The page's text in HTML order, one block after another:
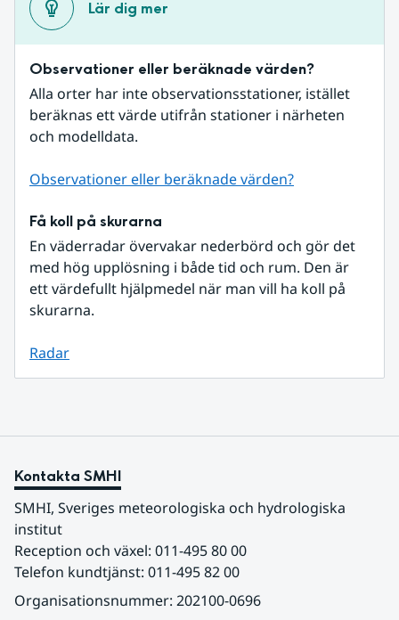
Lär dig mer
Observationer eller beräknade värden?
Alla orter har inte observationsstationer, istället
beräknas ett värde utifrån stationer i närheten
och modelldata.
Observationer eller beräknade värden?
Få koll på skurarna
En väderradar övervakar nederbörd och gör det
med hög upplösning i både tid och rum. Den är
ett värdefullt hjälpmedel när man vill ha koll på
skurarna.
Radar
Kontakta SMHI
SMHI, Sveriges meteorologiska och hydrologiska
institut
Reception och växel: 011-495 80 00
Telefon kundtjänst: 011-495 82 00
Organisationsnummer: 202100-0696